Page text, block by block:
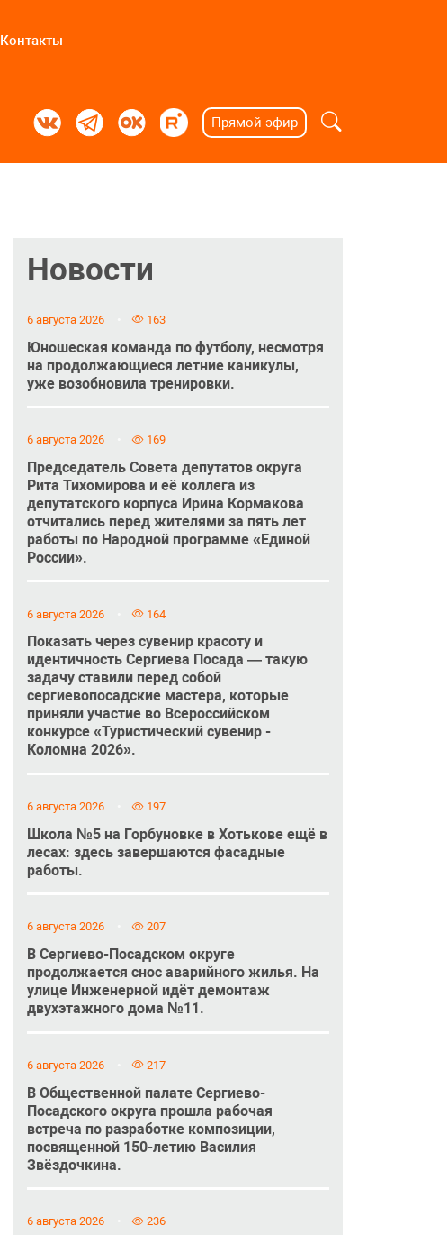
Контакты
Прямой эфир
Новости
6 августа 2026 163
Юношеская команда по футболу, несмотря
на продолжающиеся летние каникулы,
уже возобновила тренировки.
6 августа 2026 169
Председатель Совета депутатов округа
Рита Тихомирова и её коллега из
депутатского корпуса Ирина Кормакова
отчитались перед жителями за пять лет
работы по Народной программе «Единой
России».
6 августа 2026 164
Показать через сувенир красоту и
идентичность Сергиева Посада — такую
задачу ставили перед собой
сергиевопосадские мастера, которые
приняли участие во Всероссийском
конкурсе «Туристический сувенир -
Коломна 2026».
6 августа 2026 197
Школа №5 на Горбуновке в Хотькове ещё в
лесах: здесь завершаются фасадные
работы.
6 августа 2026 207
В Сергиево-Посадском округе
продолжается снос аварийного жилья. На
улице Инженерной идёт демонтаж
двухэтажного дома №11.
6 августа 2026 217
В Общественной палате Сергиево-
Посадского округа прошла рабочая
встреча по разработке композиции,
посвященной 150-летию Василия
Звёздочкина.
6 августа 2026 236